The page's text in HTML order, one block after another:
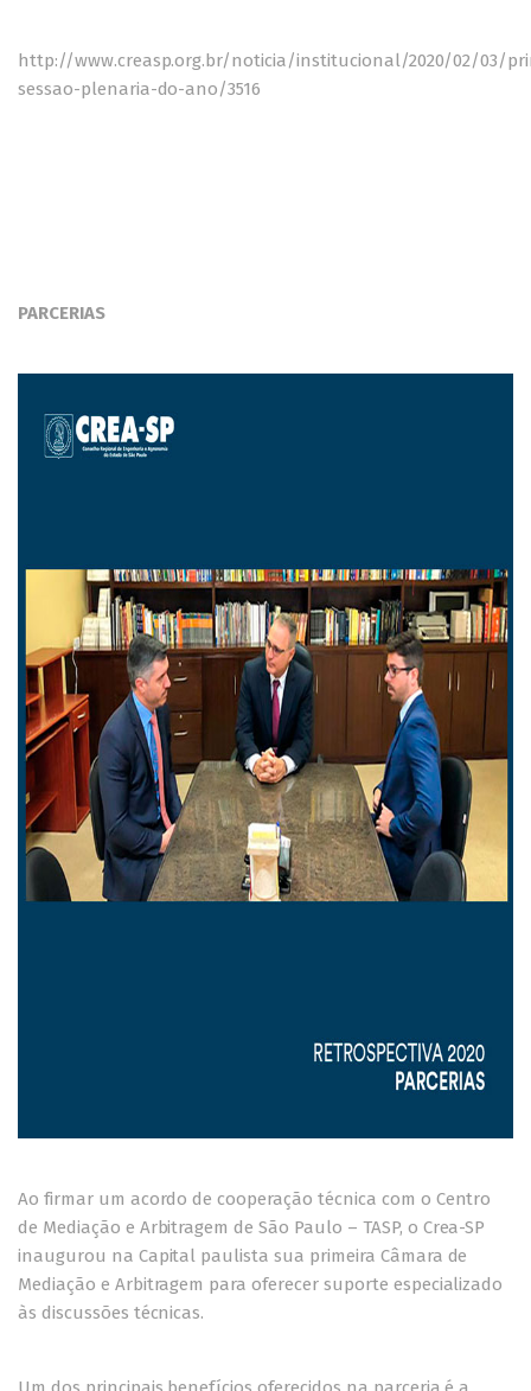
http://www.creasp.org.br/noticia/institucional/2020/02/03/
sessao-plenaria-do-ano/3516
PARCERIAS
Ao firmar um acordo de cooperação técnica com o Centro
de Mediação e Arbitragem de São Paulo – TASP, o Crea-SP
inaugurou na Capital paulista sua primeira Câmara de
Mediação e Arbitragem para oferecer suporte especializado
às discussões técnicas.